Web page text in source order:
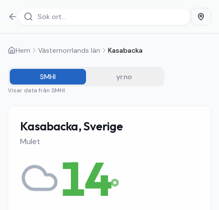
Hem Västernorrlands län Kasabacka
SMHI yr.no
Visar data från SMHI
Kasabacka, Sverige
Mulet
14°